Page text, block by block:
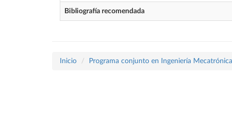
Bibliografía recomendada
Inicio Programa conjunto en Ingeniería